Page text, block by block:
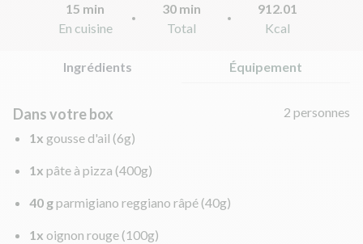
15 min
En cuisine
30 min
Total
912.01
Kcal
Ingrédients Équipement
Dans votre box
2 personnes
1x gousse d'ail (6g)
1x pâte à pizza (400g)
40 gparmigiano reggiano râpé (40g)
1x oignon rouge (100g)